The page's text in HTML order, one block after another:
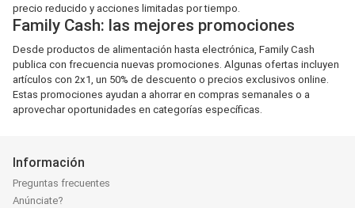
precio reducido y acciones limitadas por tiempo.
Family Cash: las mejores promociones
Desde productos de alimentación hasta electrónica, Family Cash
publica con frecuencia nuevas promociones. Algunas ofertas incluyen
artículos con 2x1, un 50% de descuento o precios exclusivos online.
Estas promociones ayudan a ahorrar en compras semanales o a
aprovechar oportunidades en categorías específicas.
Información
Preguntas frecuentes
Anúnciate?